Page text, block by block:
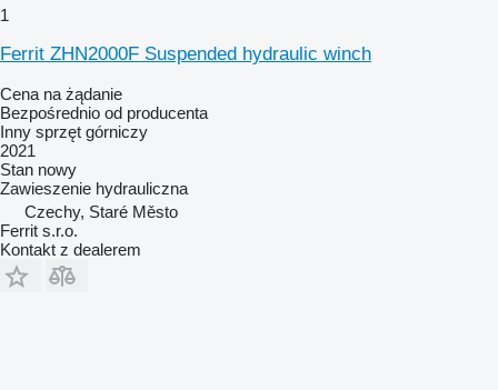
1
Ferrit ZHN2000F Suspended hydraulic winch
Cena na żądanie
Bezpośrednio od producenta
Inny sprzęt górniczy
2021
Stan nowy
Zawieszenie hydrauliczna
Czechy, Staré Město
Ferrit s.r.o.
Kontakt z dealerem